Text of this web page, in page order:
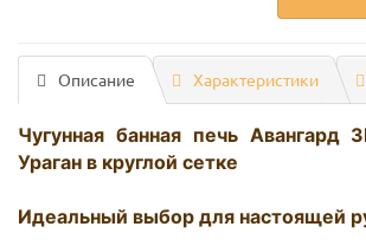
Описание Характеристики
Чугунная банная печь
Ураган в круглой сетке
Идеальный выбор для настоящей